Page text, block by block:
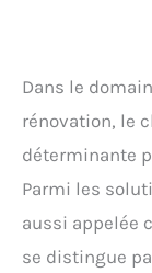
Dans le
rénovation, le
déterminante
Parmi les
aussi appelée
se distingue